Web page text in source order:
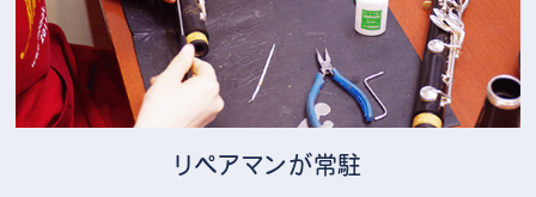
リペアマンが常駐